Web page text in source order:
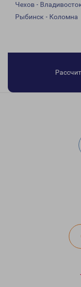
Чехов -
Рыбинск - Коломна